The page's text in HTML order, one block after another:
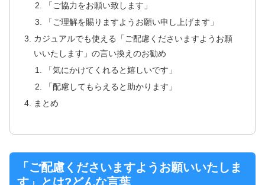
「ご協力をお願い致します」
「ご理解を賜りますようお願い申し上げます」
カジュアルでも使える「ご配慮くださいますようお願
いいたします」の言い換えのお勧め
「気にかけてくれると嬉しいです」
「配慮してもらえると助かります」
まとめ
「ご配慮くださいますようお願いいたしま
す」とは?どんな言葉